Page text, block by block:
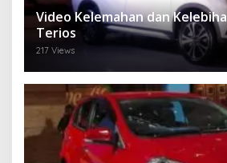
Video Kelemahan dan
Terios
217 Views